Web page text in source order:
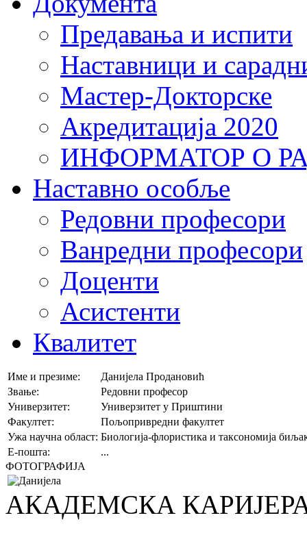
Предавања и испити
Наставници и
Мастер-Докторске
Акредитација 2020
ИНФОРМАТОР О
Наставно особље
Редовни професори
Ванредни професори
Доценти
Асистенти
Квалитет
Име и презиме:
Данијела Продановић
Звање:
Редовни професор
Универзитет:
Универзитет у Приштини
Факултет:
Пољопривредни факултет
Ужа научна област: Биологија-флористика и таксономија
E-пошта:
...
ФОТОГРАФИЈА
АКАДЕМСКА